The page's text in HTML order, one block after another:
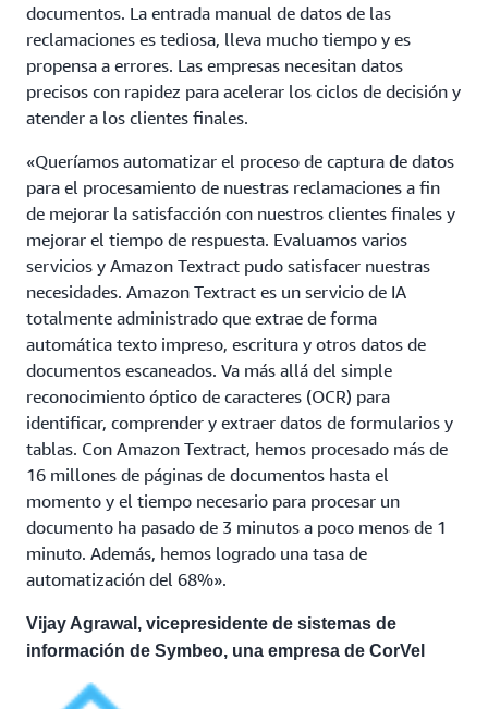
documentos. La entrada manual de datos de las
reclamaciones es tediosa, lleva mucho tiempo y es
propensa a errores. Las empresas necesitan datos
precisos con rapidez para acelerar los ciclos de decisión y
atender a los clientes finales.
«Queríamos automatizar el proceso de captura de datos
para el procesamiento de nuestras reclamaciones a fin
de mejorar la satisfacción con nuestros clientes finales y
mejorar el tiempo de respuesta. Evaluamos varios
servicios y Amazon Textract pudo satisfacer nuestras
necesidades. Amazon Textract es un servicio de IA
totalmente administrado que extrae de forma
automática texto impreso, escritura y otros datos de
documentos escaneados. Va más allá del simple
reconocimiento óptico de caracteres (OCR) para
identificar, comprender y extraer datos de formularios y
tablas. Con Amazon Textract, hemos procesado más de
16 millones de páginas de documentos hasta el
momento y el tiempo necesario para procesar un
documento ha pasado de 3 minutos a poco menos de 1
minuto. Además, hemos logrado una tasa de
automatización del 68%».
Vijay Agrawal, vicepresidente de sistemas de
información de Symbeo, una empresa de CorVel